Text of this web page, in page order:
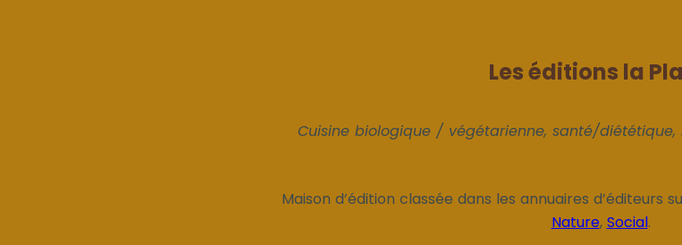
Les éditions la
Cuisine biologique / végétarienne, santé/
Maison d’édition classée dans les annuaires d’éditeurs
Nature, Social.